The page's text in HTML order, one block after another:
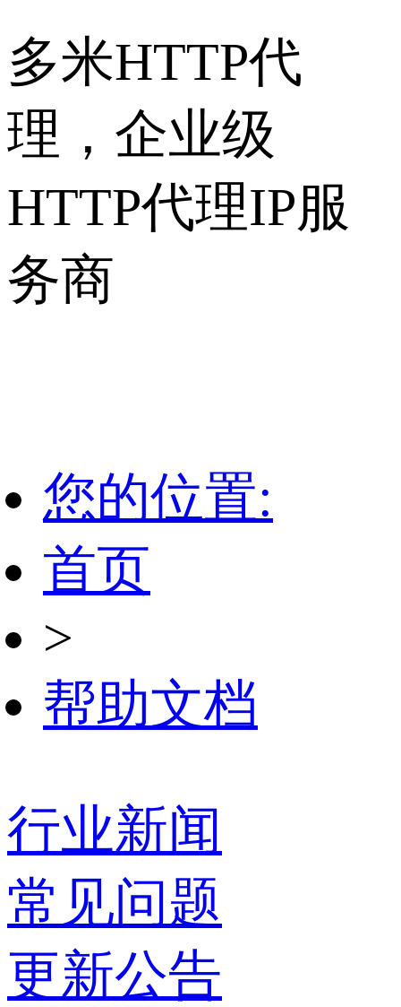
多米HTTP代
理，企业级
HTTP代理IP服
务商
您的位置:
首页
>
帮助文档
行业新闻
常见问题
更新公告